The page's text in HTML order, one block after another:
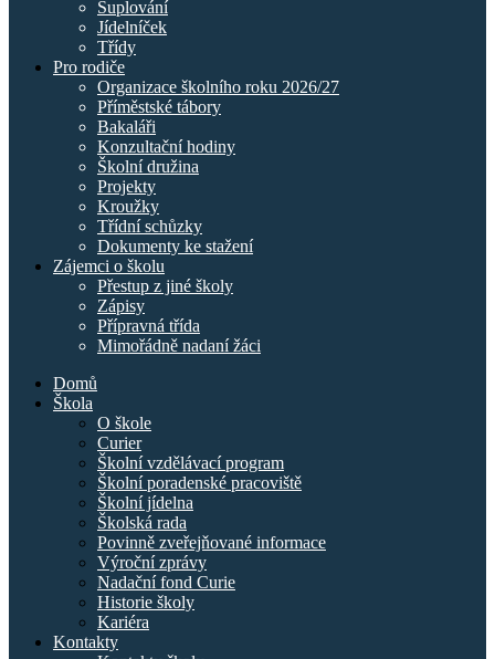
Suplování
Jídelníček
Třídy
Pro rodiče
Organizace školního roku 2026/27
Příměstské tábory
Bakaláři
Konzultační hodiny
Školní družina
Projekty
Kroužky
Třídní schůzky
Dokumenty ke stažení
Zájemci o školu
Přestup z jiné školy
Zápisy
Přípravná třída
Mimořádně nadaní žáci
Domů
Škola
O škole
Curier
Školní vzdělávací program
Školní poradenské pracoviště
Školní jídelna
Školská rada
Povinně zveřejňované informace
Výroční zprávy
Nadační fond Curie
Historie školy
Kariéra
Kontakty